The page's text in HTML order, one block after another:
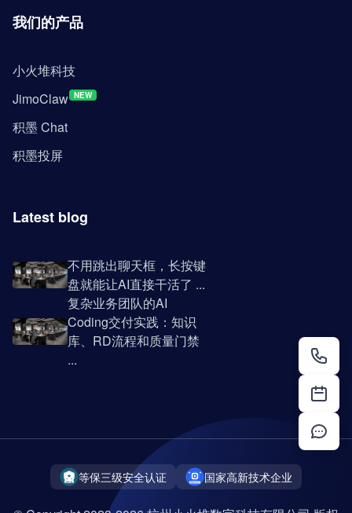
我们的产品
小火堆科技
JimoClaw NEW
积墨 Chat
积墨投屏
Latest blog
不用跳出聊天框，长按键
盘就能让AI直接干活了 ...
复杂业务团队的AI
Coding交付实践：知识
库、RD流程和质量门禁
...
等保三级安全认证 国家高新技术企业